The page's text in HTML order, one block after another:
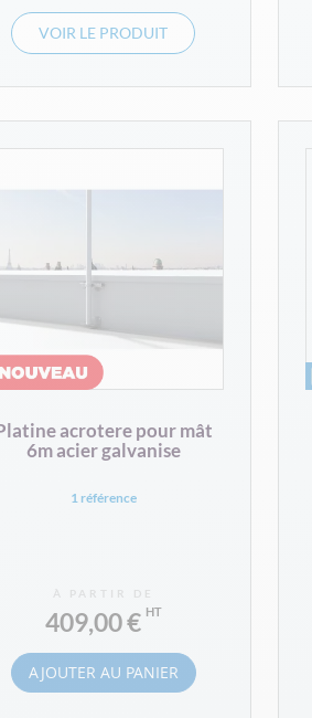
VOIR LE PRODUIT
acrotere pour mât
6m acier galvanise
1 référence
À PARTIR DE
409,00 €
AJOUTER AU PANIER